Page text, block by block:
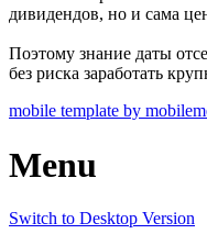
дивидендов, но и сама
Поэтому знание даты
без риска заработать
mobile template by
Menu
Switch to Desktop Version